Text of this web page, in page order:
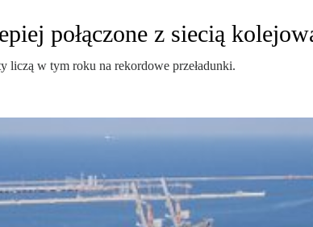
połączone z siecią
liczą w tym roku na rekordowe przeładunki.